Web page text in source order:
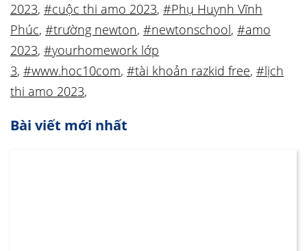
2023, #cuộc thi amo 2023, #Phụ Huynh Vĩnh
Phúc, #trường newton, #newtonschool, #amo
2023, #yourhomework lớp
3, #www.hoc10com, #tài khoản razkid free, #lịch
thi amo 2023,
Bài viết mới nhất